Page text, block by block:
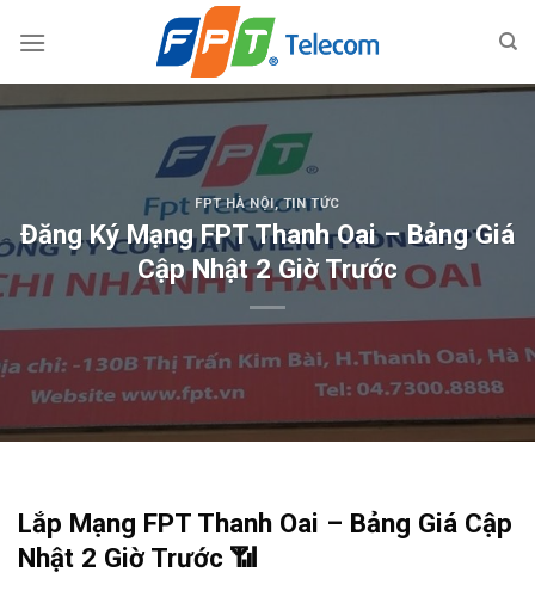
FPT HÀ NỘI ,TIN TỨC
Đăng Ký Mạng FPT Thanh Oai – Bảng Giá
Cập Nhật 2 Giờ Trước
Lắp Mạng FPT Thanh Oai – Bảng Giá Cập
Nhật 2 Giờ Trước 📶